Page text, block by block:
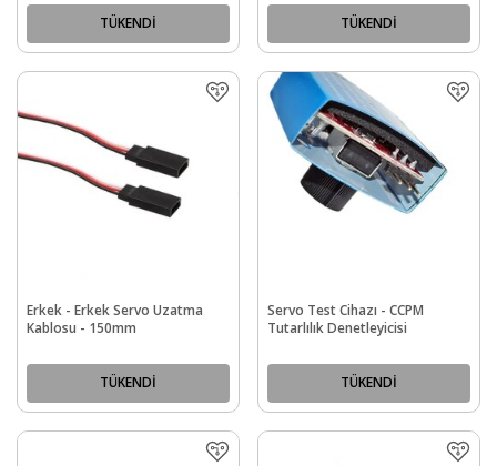
TÜKENDİ TÜKENDİ
Erkek - Erkek Servo Uzatma
Kablosu - 150mm
TÜKENDİ
Servo Test Cihazı - CCPM
Tutarlılık Denetleyicisi
TÜKENDİ